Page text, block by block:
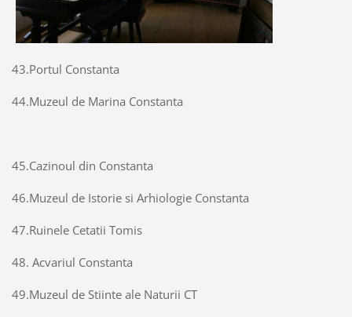
43.Portul Constanta
44.Muzeul de Marina Constanta
45.Cazinoul din Constanta
46.Muzeul de Istorie si Arhiologie Constanta
47.Ruinele Cetatii Tomis
48. Acvariul Constanta
49.Muzeul de Stiinte ale Naturii CT